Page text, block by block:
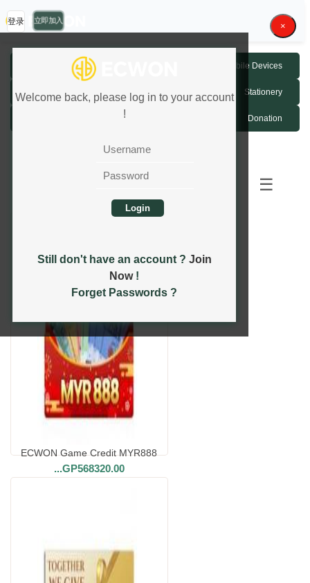
登录 立即加入 ×
Welcome back, please log in to your account
!
Still don't have an account ? Join
Now!
Forget Passwords ?
☰
Fashion Accessories Mobile Devices
Luxury Watch Home Devices Stationery
Donation
1 2
ECWON Game Credit MYR888
...GP568320.00